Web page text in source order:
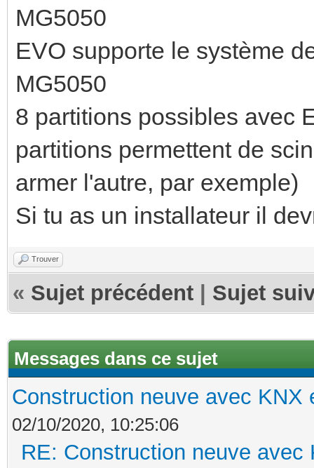
MG5050
EVO supporte le système
MG5050
8 partitions possibles avec
partitions permettent de
armer l'autre, par exemple)
Si tu as un installateur il
Trouver
« Sujet précédent Sujet
Messages dans ce sujet
Construction neuve avec KNX
02/10/2020, 10:25:06
RE: Construction neuve avec